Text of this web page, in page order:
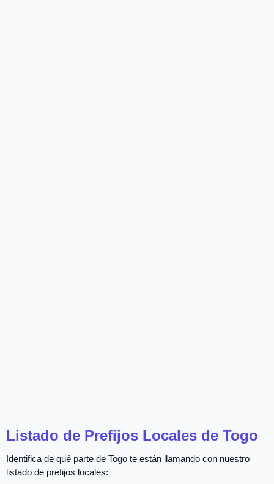
Listado de Prefijos Locales de Togo
Identifica de qué parte de Togo te están llamando con nuestro
listado de prefijos locales: